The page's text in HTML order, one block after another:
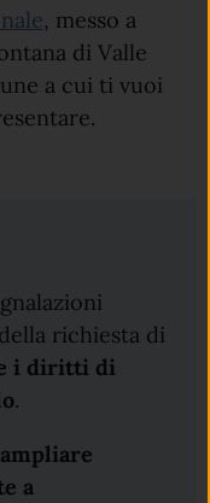
, messo a
di Valle
a cui ti vuoi
richiesta di
i diritti di
.
a